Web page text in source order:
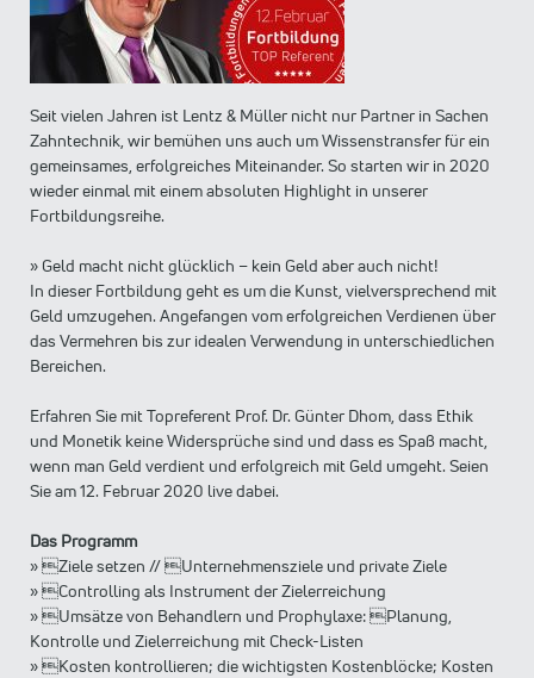
Seit vielen Jahren ist Lentz & Müller nicht nur Partner in Sachen
Zahntechnik, wir bemühen uns auch um Wissenstransfer für ein
gemeinsames, erfolgreiches Miteinander. So starten wir in 2020
wieder einmal mit einem absoluten Highlight in unserer
Fortbildungsreihe.
» Geld macht nicht glücklich – kein Geld aber auch nicht!
In dieser Fortbildung geht es um die Kunst, vielversprechend mit
Geld umzugehen. Angefangen vom erfolgreichen Verdienen über
das Vermehren bis zur idealen Verwendung in unterschiedlichen
Bereichen.
Erfahren Sie mit Topreferent Prof. Dr. Günter Dhom, dass Ethik
und Monetik keine Widersprüche sind und dass es Spaß macht,
wenn man Geld verdient und erfolgreich mit Geld umgeht. Seien
Sie am 12. Februar 2020 live dabei.
Das Programm
» Ziele setzen // Unternehmensziele und private Ziele
» Controlling als Instrument der Zielerreichung
» Umsätze von Behandlern und Prophylaxe: Planung,
Kontrolle und Zielerreichung mit Check-Listen
» Kosten kontrollieren; die wichtigsten Kostenblöcke; Kosten